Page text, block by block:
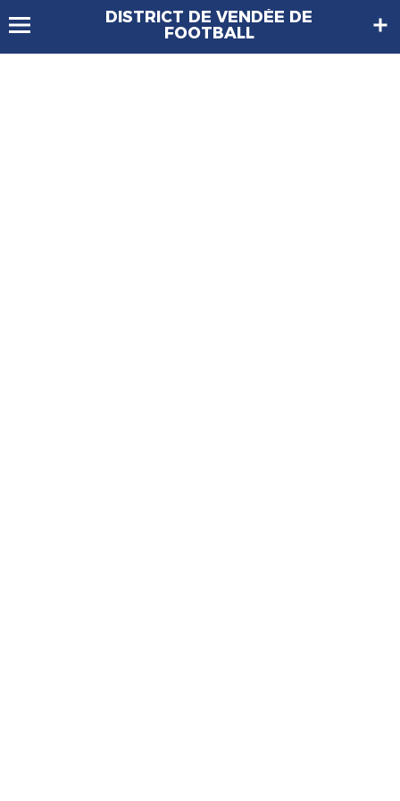
DISTRICT DE VENDÉE DE
FOOTBALL